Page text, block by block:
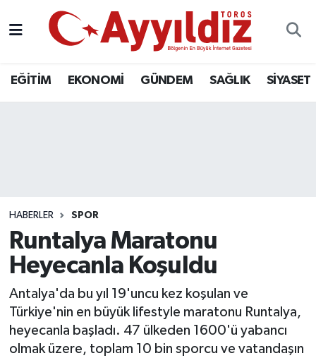
EĞİTİM EKONOMİ GÜNDEM SAĞLIK SİYASET
HABERLER SPOR
Runtalya Maratonu
Heyecanla Koşuldu
Antalya'da bu yıl 19'uncu kez koşulan ve
Türkiye'nin en büyük lifestyle maratonu Runtalya,
heyecanla başladı. 47 ülkeden 1600'ü yabancı
olmak üzere, toplam 10 bin sporcu ve vatandaşın